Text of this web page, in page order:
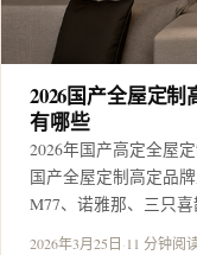
2026国产全屋定
有哪些
2026年国产高定全屋
国产全屋定制高定品
M77、诺雅那、三只
2026年3月25日·11 分钟阅